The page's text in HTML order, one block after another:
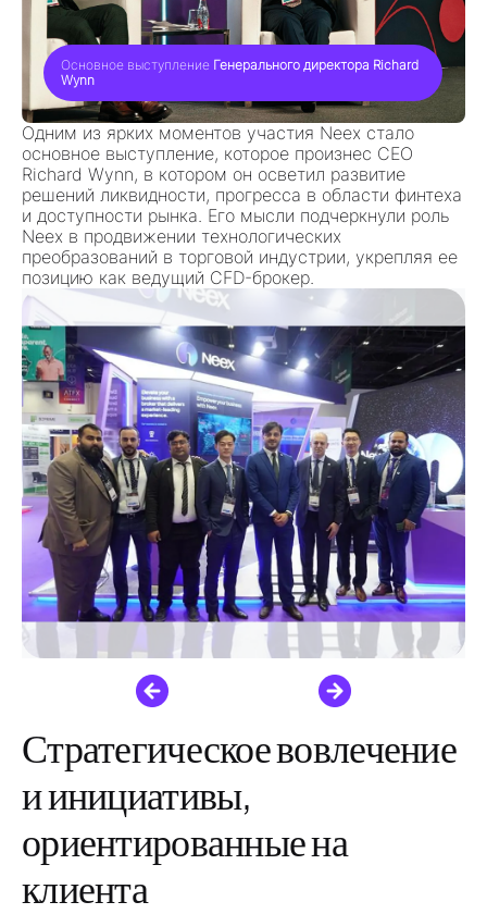
Основное выступление Генерального директора Richard
Wynn
Одним из ярких моментов участия Neex стало
основное выступление, которое произнес CEO
Richard Wynn, в котором он осветил развитие
решений ликвидности, прогресса в области финтеха
и доступности рынка. Его мысли подчеркнули роль
Neex в продвижении технологических
преобразований в торговой индустрии, укрепляя ее
позицию как ведущий CFD-брокер.
Стратегическое вовлечение
и инициативы,
ориентированные на
клиента